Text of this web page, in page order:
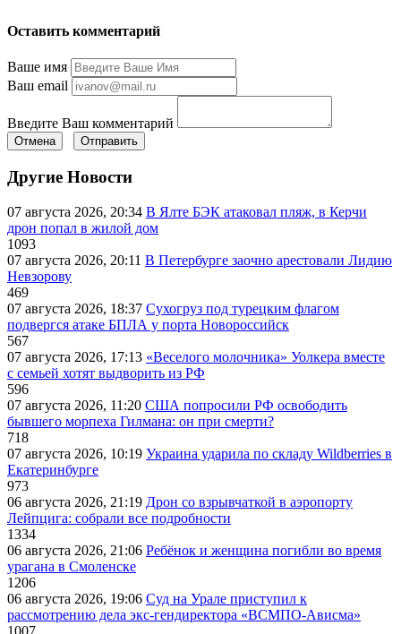
Оставить комментарий
Ваше имя
Ваш email
Введите Ваш комментарий
Отмена Отправить
Другие Новости
07 августа 2026, 20:34 В Ялте БЭК атаковал пляж, в Керчи
дрон попал в жилой дом
1093
07 августа 2026, 20:11 В Петербурге заочно арестовали Лидию
Невзорову
469
07 августа 2026, 18:37 Сухогруз под турецким флагом
подвергся атаке БПЛА у порта Новороссийск
567
07 августа 2026, 17:13 «Веселого молочника» Уолкера вместе
с семьей хотят выдворить из РФ
596
07 августа 2026, 11:20 США попросили РФ освободить
бывшего морпеха Гилмана: он при смерти?
718
07 августа 2026, 10:19 Украина ударила по складу Wildberries в
Екатеринбурге
973
06 августа 2026, 21:19 Дрон со взрывчаткой в аэропорту
Лейпцига: собрали все подробности
1334
06 августа 2026, 21:06 Ребёнок и женщина погибли во время
урагана в Смоленске
1206
06 августа 2026, 19:06 Суд на Урале приступил к
рассмотрению дела экс-гендиректора «ВСМПО-Ависма»
1007